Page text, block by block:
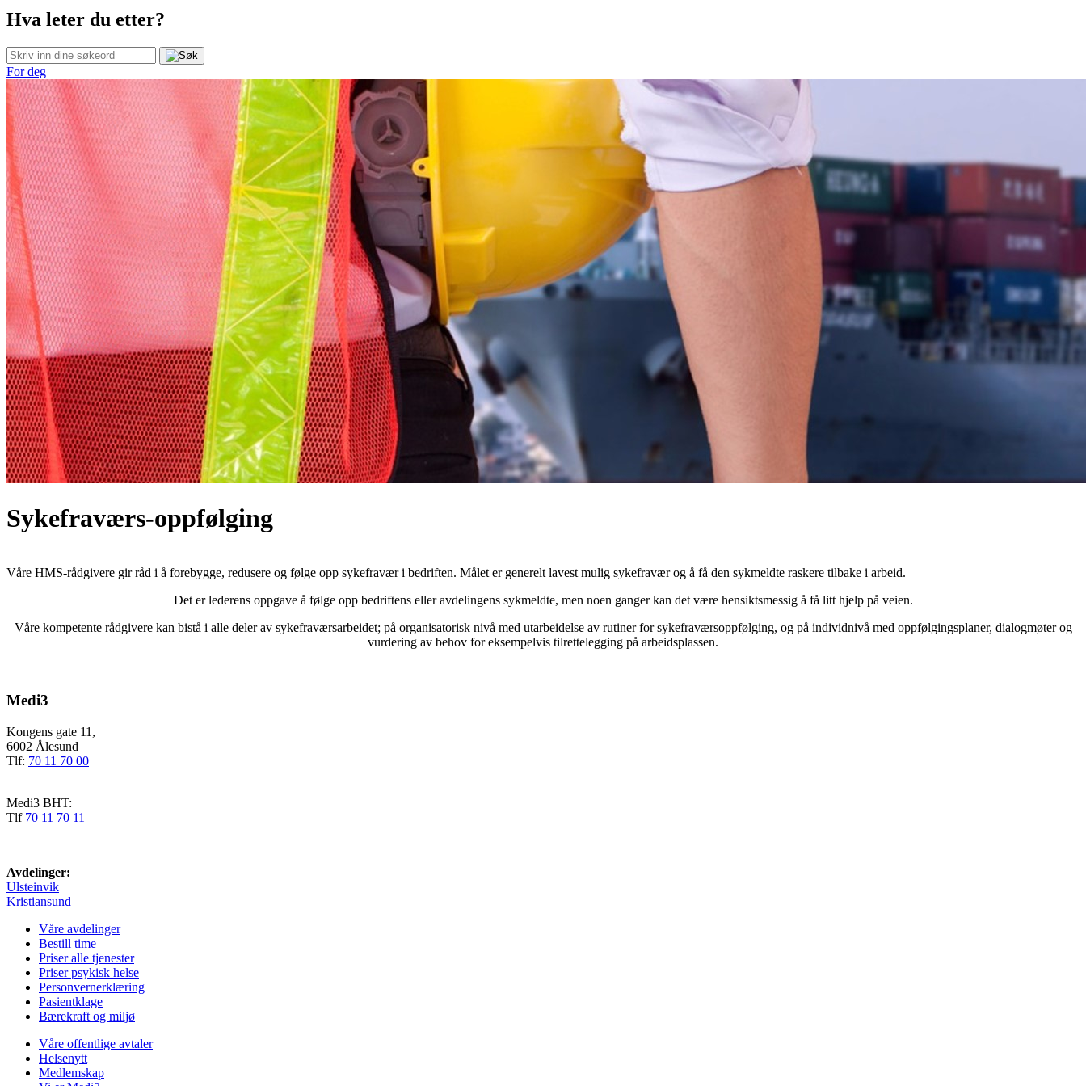
Hva leter du etter?
For deg
Sykefraværs-oppfølging
Våre HMS-rådgivere gir råd i å forebygge, redusere og følge opp sykefravær i bedriften. Målet er generelt lavest mulig sykefravær og å få den sykmeldte raskere tilbake i arbeid.
Det er lederens oppgave å følge opp bedriftens eller avdelingens sykmeldte, men noen ganger kan det være hensiktsmessig å få litt hjelp på veien.
Våre kompetente rådgivere kan bistå i alle deler av sykefraværsarbeidet; på organisatorisk nivå med utarbeidelse av rutiner for sykefraværsoppfølging, og på individnivå med oppfølgingsplaner, dialogmøter og
vurdering av behov for eksempelvis tilrettelegging på arbeidsplassen.
Medi3
Kongens gate 11,
6002 Ålesund
Tlf: 70 11 70 00
Medi3 BHT:
Tlf 70 11 70 11
Avdelinger:
Ulsteinvik
Kristiansund
Våre avdelinger
Bestill time
Priser alle tjenester
Priser psykisk helse
Personvernerklæring
Pasientklage
Bærekraft og miljø
Våre offentlige avtaler
Helsenytt
Medlemskap